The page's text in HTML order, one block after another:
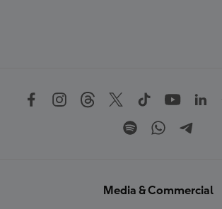
Media & Commercial